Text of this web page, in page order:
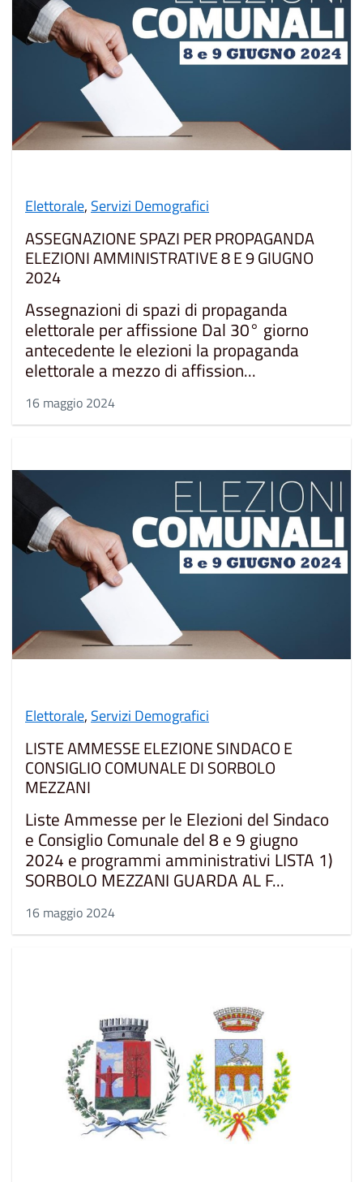
Elettorale, Servizi Demografici
ASSEGNAZIONE SPAZI PER PROPAGANDA
ELEZIONI AMMINISTRATIVE 8 E 9 GIUGNO
2024
Assegnazioni di spazi di propaganda
elettorale per affissione Dal 30° giorno
antecedente le elezioni la propaganda
elettorale a mezzo di affission...
16 maggio 2024
Elettorale, Servizi Demografici
LISTE AMMESSE ELEZIONE SINDACO E
CONSIGLIO COMUNALE DI SORBOLO
MEZZANI
Liste Ammesse per le Elezioni del Sindaco
e Consiglio Comunale del 8 e 9 giugno
2024 e programmi amministrativi LISTA 1)
SORBOLO MEZZANI GUARDA AL F...
16 maggio 2024